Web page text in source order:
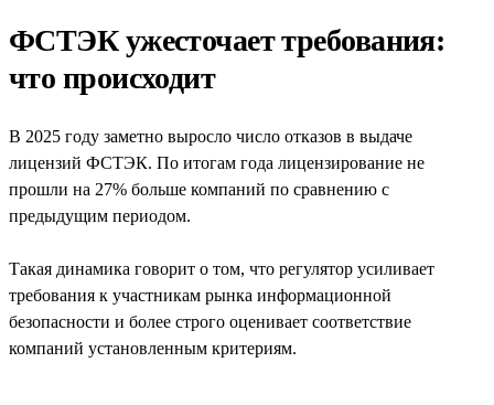
ФСТЭК ужесточает требования:
что происходит
В 2025 году заметно выросло число отказов в выдаче
лицензий ФСТЭК. По итогам года лицензирование не
прошли на 27% больше компаний по сравнению с
предыдущим периодом.
Такая динамика говорит о том, что регулятор усиливает
требования к участникам рынка информационной
безопасности и более строго оценивает соответствие
компаний установленным критериям.